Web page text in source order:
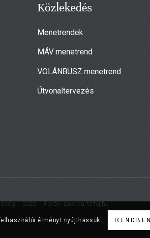
Közlekedés
Menetrendek
MÁV menetrend
VOLÁNBUSZ menetrend
Útvonaltervezés
| 2022 | Fotók:zaol.hu,tofej.hu
élményt nyújthassuk. RENDBEN